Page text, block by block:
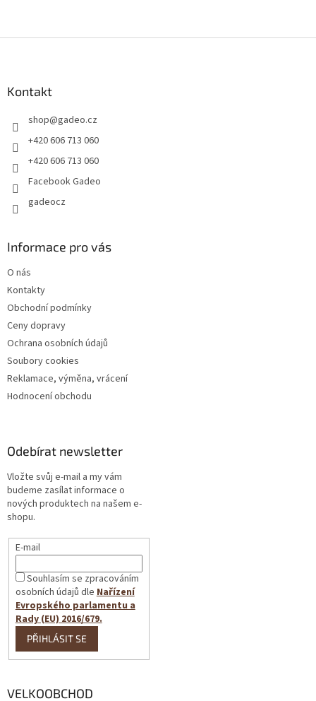
Kontakt
shop@gadeo.cz
+420 606 713 060
+420 606 713 060
Facebook Gadeo
gadeocz
Informace pro vás
O nás
Kontakty
Obchodní podmínky
Ceny dopravy
Ochrana osobních údajů
Soubory cookies
Reklamace, výměna, vrácení
Hodnocení obchodu
Odebírat newsletter
Vložte svůj e-mail a my vám
budeme zasílat informace o
nových produktech na našem e-
shopu.
E-mail
Souhlasím se zpracováním
osobních údajů dleNařízení
Evropského parlamentu a
Rady (EU) 2016/679.
PŘIHLÁSIT SE
VELKOOBCHOD